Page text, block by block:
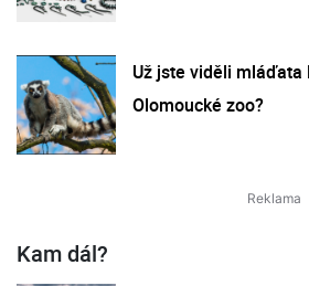
Už jste viděli
Olomoucké zoo?
Kam dál?